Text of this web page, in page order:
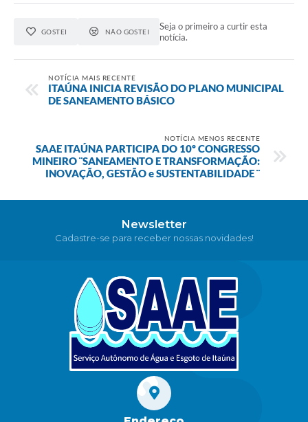
GOSTEI NÃO GOSTEI
Seja o primeiro a curtir esta
notícia.
NOTÍCIA MAIS RECENTE
ITAÚNA INICIA REVISÃO DO PLANO MUNICIPAL
DE SANEAMENTO BÁSICO
NOTÍCIA MENOS RECENTE
SAAE ITAÚNA PARTICIPA DO 10º CONGRESSO
MINEIRO ¨SANEAMENTO E TRANSFORMAÇÃO:
INOVAÇÃO, GESTÃO e SUSTENTABILIDADE ¨
Newsletter
Cadastre-se para receber nossas novidades!